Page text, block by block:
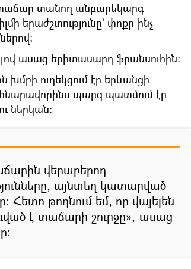
տանող անբարեկարգ
երաժշտությունը՝ փոքր-ինչ
ասաց երիտասարդ ֆրանսուհին:
խմբի ուղեկցում էր երևանցի
պարզ պատմում էր
ներկան:
վերաբերող
այնտեղ կատարված
թողնում եմ, որ վայելեն
է տաճարի շուրջը»,-ասաց